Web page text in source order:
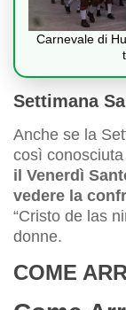
Carnevale di
Settimana
Anche se la
così
il Venerdì
vedere la
“Cristo de las
donne.
COME